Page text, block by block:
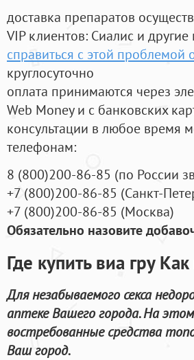
доставка препаратов
VIP клиентов: Сиалис и
справиться с этой проблемой
круглосуточно
оплата принимаются через
Web Money и с банковских
консультации в любое время
телефонам:
8 (800)200-86-85 (по России
+7 (800)200-86-85 (Санкт-
+7 (800)200-86-85 (Москва)
Обязательно назовите
Где купить виа гру
Для незабываемого секса
аптеке Вашего города. На
востребованные средства
Ваш город.